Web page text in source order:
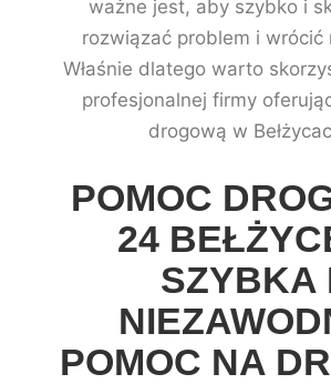
ważne jest, aby szybko i
rozwiązać problem i wrócić
Właśnie dlatego warto
profesjonalnej firmy
drogową w
POMOC
24
SZYBKA
POMOC NA